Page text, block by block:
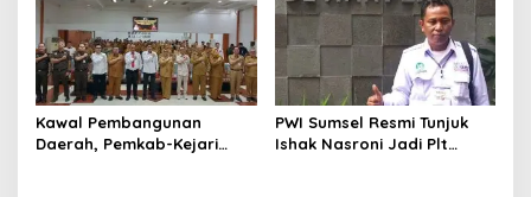
Kawal Pembangunan
Daerah, Pemkab-Kejari
PWI Sumsel Resmi Tunjuk
Ishak Nasroni Jadi Plt